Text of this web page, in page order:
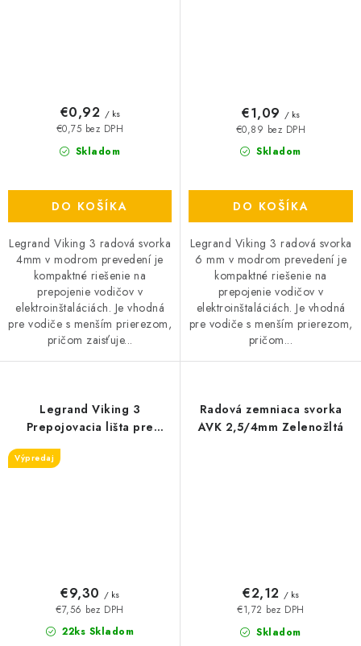
Skladom
€0,75 bez DPH
€0,92 / ks
DO KOŠÍKA
Legrand Viking 3 radová svorka
4mm v modrom prevedení je
kompaktné riešenie na
prepojenie vodičov v
elektroinštaláciách. Je vhodná
pre vodiče s menším prierezom,
pričom zaisťuje...
Skladom
€0,89 bez DPH
€1,09 / ks
DO KOŠÍKA
Legrand Viking 3 radová svorka
6 mm v modrom prevedení je
kompaktné riešenie na
prepojenie vodičov v
elektroinštaláciách. Je vhodná
pre vodiče s menším prierezom,
pričom...
Legrand Viking 3
Prepojovacia lišta pre
rádové svorky 10 mm2
Výpredaj
22ks Skladom
€7,56 bez DPH
€9,30 / ks
Radová zemniaca svorka
AVK 2,5/4mm Zelenožltá
Skladom
€1,72 bez DPH
€2,12 / ks